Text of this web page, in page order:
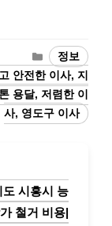
카
테
고
리
정보
안전한 이사, 지
용달, 저렴한 이
사, 영도구 이사
도 시흥시 능
철거 비용|